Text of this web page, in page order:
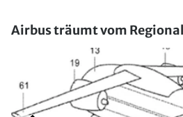
Airbus träumt vom